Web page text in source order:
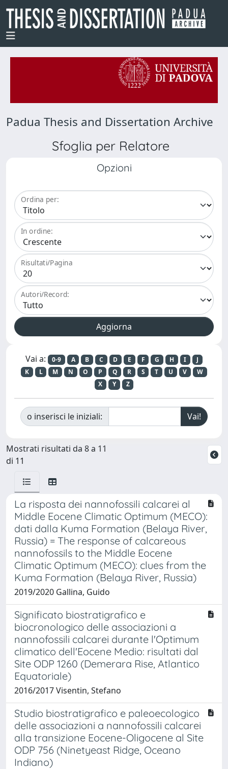
Padua Thesis and Dissertation Archive
Sfoglia per Relatore
Opzioni
Ordina per:
In ordine:
Risultati/Pagina
Autori/Record:
Vai a: 0-9 A B C D E F G H I
J
K
L M N O P Q R S T U V
W
X
Y Z
o inserisci le iniziali:
Mostrati risultati da 8 a 11
di 11
La risposta dei nannofossili calcarei al
Middle Eocene Climatic Optimum (MECO):
dati dalla Kuma Formation (Belaya River,
Russia) = The response of calcareous
nannofossils to the Middle Eocene
Climatic Optimum (MECO): clues from the
Kuma Formation (Belaya River, Russia)
2019/2020 Gallina, Guido
Significato biostratigrafico e
biocronologico delle associazioni a
nannofossili calcarei durante l'Optimum
climatico dell'Eocene Medio: risultati dal
Site ODP 1260 (Demerara Rise, Atlantico
Equatoriale)
2016/2017 Visentin, Stefano
Studio biostratigrafico e paleoecologico
delle associazioni a nannofossili calcarei
alla transizione Eocene-Oligocene al Site
ODP 756 (Ninetyeast Ridge, Oceano
Indiano)